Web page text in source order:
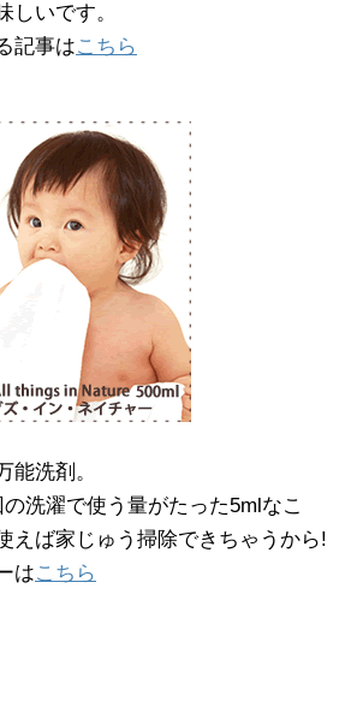
いです。
記事はこちら
能洗剤。
洗濯で使う量がたった5mlなこ
えば家じゅう掃除できちゃうから!
はこちら